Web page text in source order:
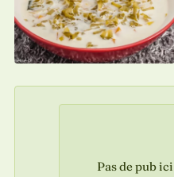
Pas de pub